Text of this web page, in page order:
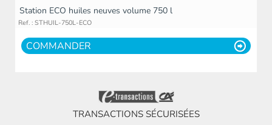
Station ECO huiles neuves volume 750 l
Ref. : STHUIL-750L-ECO
COMMANDER
TRANSACTIONS SÉCURISÉES